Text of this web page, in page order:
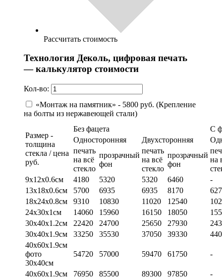
Рассчитать стоимость
Технология Деколь, цифровая печать
— калькулятор стоимости
Кол-во:
«Монтаж на памятник» - 5800 руб. (Крепление
на болты из нержавеющей стали)
Размер -
толщина
стекла / цена
руб.
Без фацета
С
Односторонняя
Двухсторонняя
печать
на всё
стекло
прозрачный
фон
печать
на всё
стекло
прозрачный
фон
на
9х12х0.6см
4180 5320 5320 6460
-
13х18х0.6см
5700 6935 6935 8170
18х24х0.8см
9310 10830 11020 12540
24х30х1см
14060 15960 16150 18050
30х40х1.2см
22420 24700 25650 27930
30х40х1.9см
33250 35530 37050 39330
40х60х1.9см
фото
30х40см
54720 57000 59470 61750 -
40х60х1.9см 76950 85500 89300 97850
-